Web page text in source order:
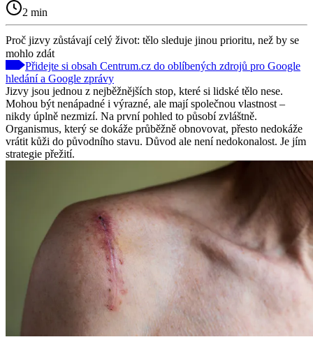
2 min
Proč jizvy zůstávají celý život: tělo sleduje jinou prioritu, než by se
mohlo zdát
Přidejte si obsah Centrum.cz do oblíbených zdrojů pro Google
hledání a Google zprávy
Jizvy jsou jednou z nejběžnějších stop, které si lidské tělo nese.
Mohou být nenápadné i výrazné, ale mají společnou vlastnost –
nikdy úplně nezmizí. Na první pohled to působí zvláštně.
Organismus, který se dokáže průběžně obnovovat, přesto nedokáže
vrátit kůži do původního stavu. Důvod ale není nedokonalost. Je jím
strategie přežití.